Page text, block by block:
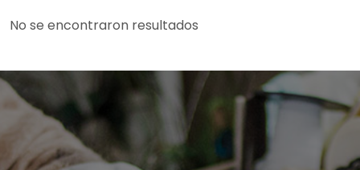
No se encontraron resultados